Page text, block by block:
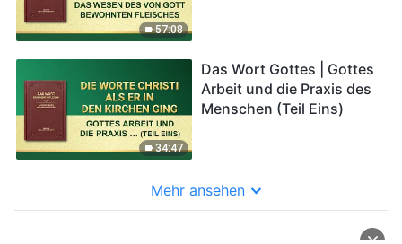
57:08
34:47
Das Wort Gottes | Gottes
Arbeit und die Praxis des
Menschen (Teil Eins)
Mehr ansehen